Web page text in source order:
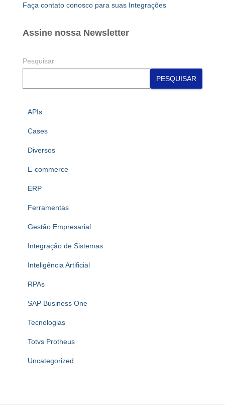
Faça contato conosco para suas Integrações
Assine nossa Newsletter
Pesquisar
PESQUISAR
APIs
Cases
Diversos
E-commerce
ERP
Ferramentas
Gestão Empresarial
Integração de Sistemas
Inteligência Artificial
RPAs
SAP Business One
Tecnologias
Totvs Protheus
Uncategorized